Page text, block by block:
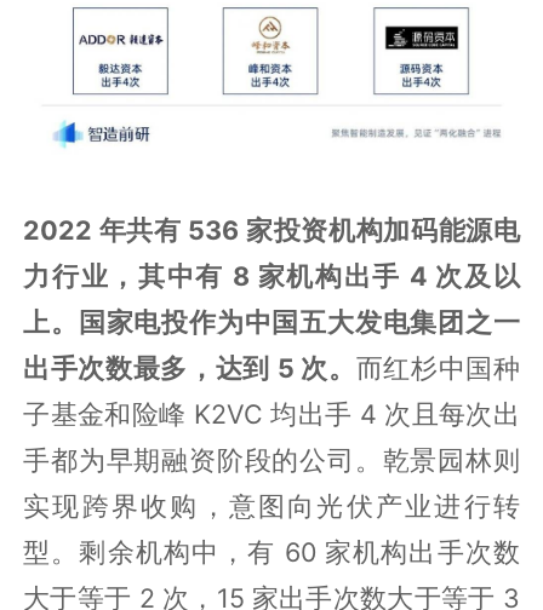
2022 年共有 536 家投资机构加码能源电
力行业，其中有 8 家机构出手 4 次及以
上。国家电投作为中国五大发电集团之一
出手次数最多，达到 5 次。 而红杉中国种
子基金和险峰 K2VC 均出手 4 次且每次出
手都为早期融资阶段的公司。乾景园林则
实现跨界收购，意图向光伏产业进行转
型。剩余机构中，有 60 家机构出手次数
大于等于 2 次，15 家出手次数大于等于 3